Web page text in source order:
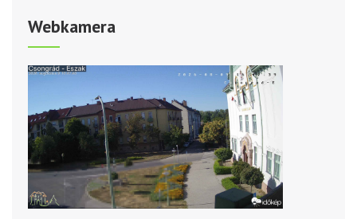
Webkamera